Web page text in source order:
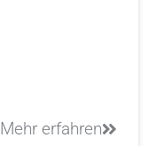
Mehr erfahren